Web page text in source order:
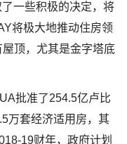
一些积极的决定，将
将极大地推动住房领
顶，尤其是金字塔底
批准了254.5亿卢比
万套经济适用房，其
19财年，政府计划